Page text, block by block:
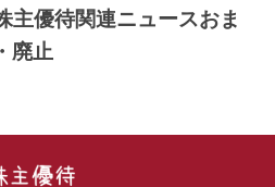
主優待関連ニュースおま
廃止